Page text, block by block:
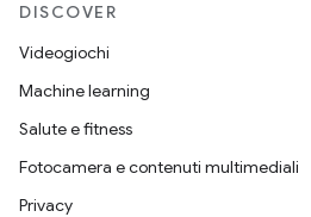
DISCOVER
Videogiochi
Machine learning
Salute e fitness
Fotocamera e contenuti multimediali
Privacy